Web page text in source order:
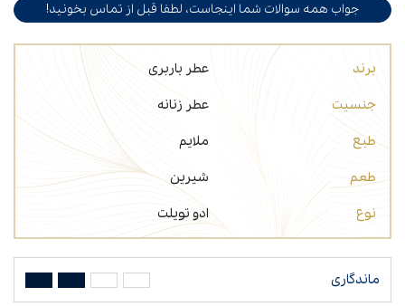
جواب همه سوالات شما اینجاست، لطفا قبل از تماس بخونید!
برند
عطر باربری
جنسیت
عطر زنانه
طبع
ملایم
طعم
شیرین
نوع
ادو تویلت
ماندگاری